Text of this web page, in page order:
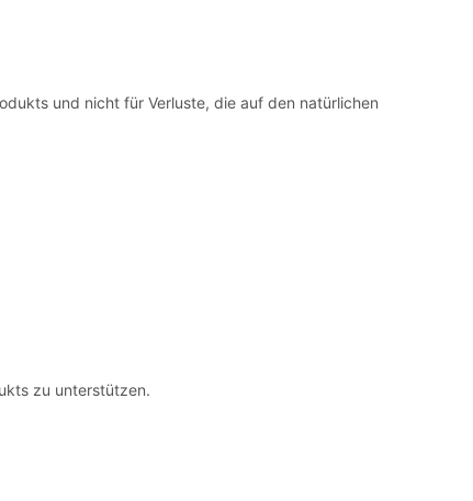
und nicht für Verluste, die auf den natürlichen
zu unterstützen.